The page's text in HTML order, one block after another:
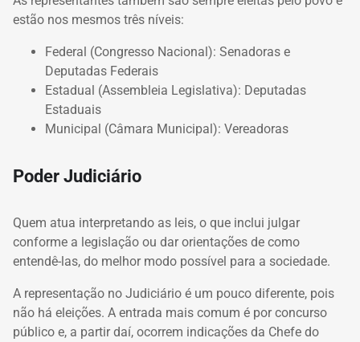
estão nos mesmos três níveis:
Federal (Congresso Nacional): Senadoras e
Deputadas Federais
Estadual (Assembleia Legislativa): Deputadas
Estaduais
Municipal (Câmara Municipal): Vereadoras
Poder Judiciário
Quem atua interpretando as leis, o que inclui julgar
conforme a legislação ou dar orientações de como
entendê-las, do melhor modo possível para a sociedade.
A representação no Judiciário é um pouco diferente, pois
não há eleições. A entrada mais comum é por concurso
público e, a partir daí, ocorrem indicações da Chefe do